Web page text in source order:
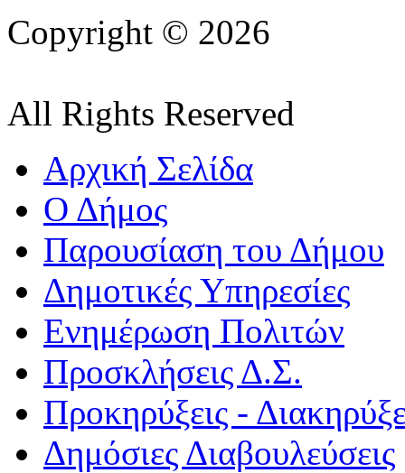
Copyright © 2026
All Rights Reserved
Αρχική Σελίδα
Ο Δήμος
Παρουσίαση του Δήμου
Δημοτικές Υπηρεσίες
Ενημέρωση Πολιτών
Προσκλήσεις Δ.Σ.
Προκηρύξεις -
Δημόσιες Διαβουλεύσεις